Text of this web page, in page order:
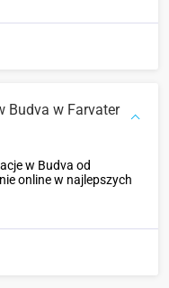
Budva w Farvater
w Budva od
online w najlepszych